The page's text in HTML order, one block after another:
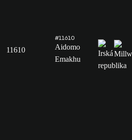
11610
#11610
Aidomo
Emakhu